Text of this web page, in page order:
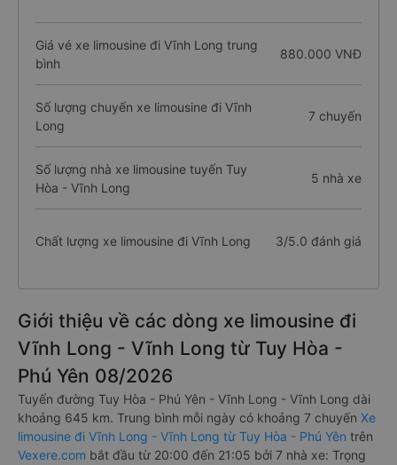
Giá vé xe limousine đi Vĩnh Long trung
bình
880.000 VNĐ
Số lượng chuyến xe limousine đi Vĩnh
Long
7 chuyến
Số lượng nhà xe limousine tuyến Tuy
Hòa - Vĩnh Long
5 nhà xe
Chất lượng xe limousine đi Vĩnh Long 3/5.0 đánh giá
Giới thiệu về các dòng xe limousine đi
Vĩnh Long - Vĩnh Long từ Tuy Hòa -
Phú Yên 08/2026
Tuyến đường Tuy Hòa - Phú Yên - Vĩnh Long - Vĩnh Long dài
khoảng 645 km. Trung bình mỗi ngày có khoảng 7 chuyến Xe
limousine đi Vĩnh Long - Vĩnh Long từ Tuy Hòa - Phú Yên trên
Vexere.com bắt đầu từ 20:00 đến 21:05 bởi 7 nhà xe: Trọng